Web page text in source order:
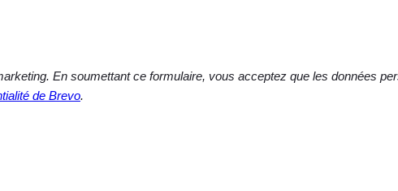
En soumettant ce formulaire, vous acceptez que les données
de Brevo.